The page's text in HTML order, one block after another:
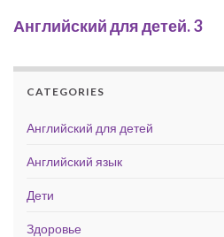
Английский для детей. 3
CATEGORIES
Английский для детей
Английский язык
Дети
Здоровье